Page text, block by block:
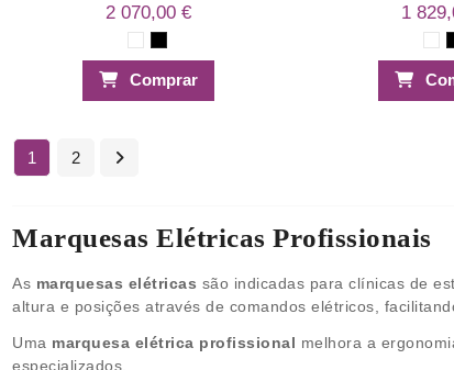
2 070,00 €
Comprar
1
1 2
Marquesas Elétricas Profissionais
As marquesas elétricas são indicadas para clínicas de
altura e posições através de comandos elétricos,
Uma marquesa elétrica profissional melhora a
especializados.